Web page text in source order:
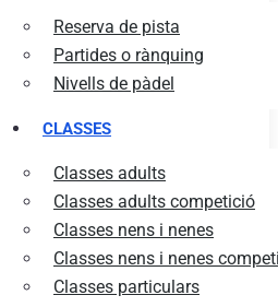
Reserva de pista
Partides o rànquing
Nivells de pàdel
CLASSES
Classes adults
Classes adults competició
Classes nens i nenes
Classes nens i nenes
Classes particulars